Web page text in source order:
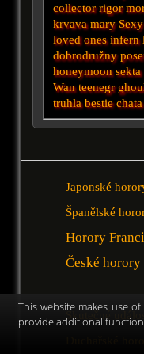
collector rigor
krvava mary
loved ones infern
dobrodružny
honeymoon sekta
Wan teenegr
truhla bestie
Japonské
Španělské
Horory
České horory
Skutečné
This website makes use
provide additional